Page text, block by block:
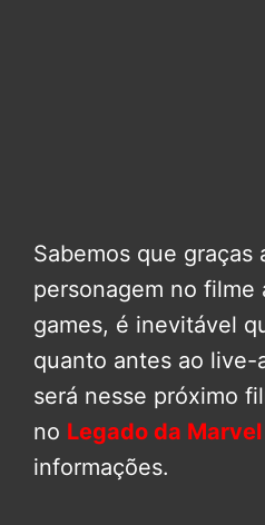
Sabemos que graças
personagem no filme
games, é inevitável
quanto antes ao live-
será nesse próximo
no Legado da Marvel
informações.